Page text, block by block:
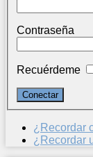
Contraseña
Recuérdeme
¿Recordar
¿Recordar